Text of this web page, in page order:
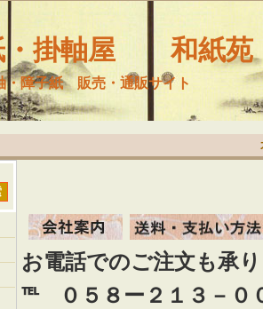
・掛軸屋 和紙苑
・障子紙 販売・通販サイト
お電話でのご注文も承
℡ ０５８ー２１３－０